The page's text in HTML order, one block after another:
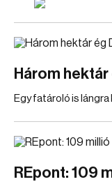
Három
Egy fatároló is
REpont: 109